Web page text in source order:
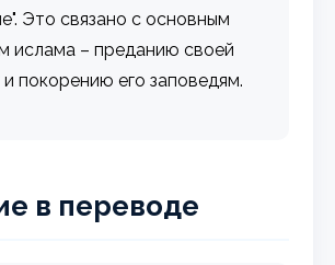
Это связано с основным
ислама – преданию своей
и покорению его заповедям.
в переводе